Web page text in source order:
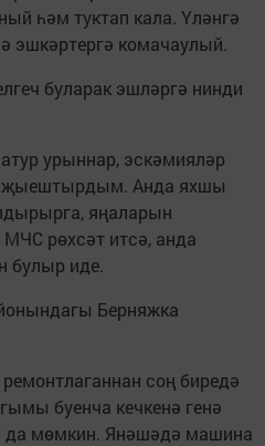
һәм туктап кала. Үләнгә
эшкәртергә комачаулый.
буларак эшләргә нин­ди
урыннар, эскәмияләр
җыештырдым. Анда яхшы
яңаларын
рөхсәт итсә, анда
булыр иде.
Берняжка
соң биредә
буенча кечкенә генә
да мөмкин. Янәшәдә машина